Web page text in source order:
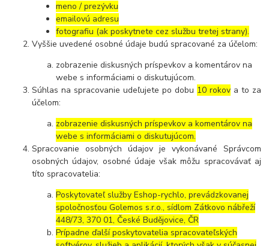
meno / prezývku
emailovú adresu
fotografiu (ak poskytnete cez službu tretej strany).
Vyššie uvedené osobné údaje budú spracované za účelom:
zobrazenie diskusných príspevkov a komentárov na
webe s informáciami o diskutujúcom.
Súhlas na spracovanie udeľujete po dobu 10 rokova to za
účelom:
zobrazenie diskusných príspevkov a komentárov na
webe s informáciami o diskutujúcom.
Spracovanie osobných údajov je vykonávané Správcom
osobných údajov, osobné údaje však môžu spracovávať aj
títo spracovatelia:
Poskytovateľ služby Eshop-rychlo, prevádzkovanej
spoločnosťou Golemos s.r.o., sídlom Zátkovo nábřeží
448/73, 370 01, České Budějovice, ČR
Prípadne ďalší poskytovatelia spracovateľských